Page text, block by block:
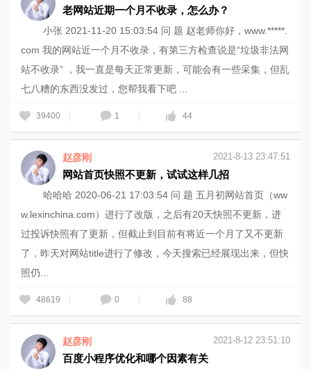
老网站近期一个月不收录，怎么办？
小张 2021-11-20 15:03:54 问 题 赵老师你好，www.*****.
com 我的网站近一个月不收录，有第三方检查说是“垃圾非法网
站不收录” ，我一直是每天正常更新，可能会有一些采集，但乱
七八糟的东西没发过，您帮我看下吧 ...
39400 1 44
赵彦刚 2021-8-13 23:47:51
网站首页快照不更新，试试这样几招
哈哈哈 2020-06-21 17:03:54 问 题 五月初网站首页（ww
w.lexinchina.com）进行了改版，之后有20天快照不更新，进
过投诉快照有了更新，但截止到目前有将近一个月了又不更新
了，昨天对网站title进行了修改，今天搜索已经展现出来，但快
照仍...
48619 0 88
赵彦刚 2021-8-12 23:51:10
百度小程序优化和哪个因素有关